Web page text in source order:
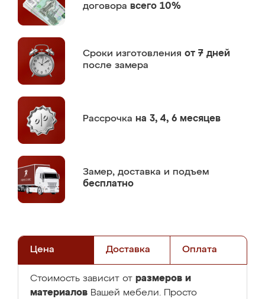
договора всего 10%
Сроки изготовления от 7 дней
после замера
Рассрочка на 3, 4, 6 месяцев
Замер, доставка и подъем
бесплатно
Цена Доставка Оплата
Стоимость зависит от размеров и
материалов Вашей мебели. Просто